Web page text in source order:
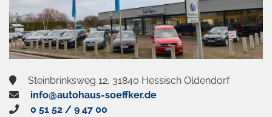
Steinbrinksweg 12, 31840 Hessisch Oldendorf
info@autohaus-soeffker.de
0 51 52 / 9 47 00